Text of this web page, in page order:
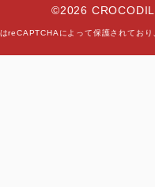
©2026
reCAPTCHAによって保護されており